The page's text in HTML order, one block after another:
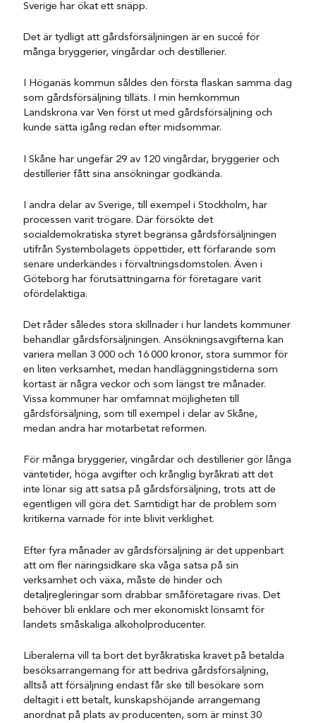
Sverige har ökat ett snäpp.
Det är tydligt att gårdsförsäljningen är en succé för
många bryggerier, vingårdar och destillerier.
I Höganäs kommun såldes den första flaskan samma dag
som gårdsförsäljning tilläts. I min hemkommun
Landskrona var Ven först ut med gårdsförsäljning och
kunde sätta igång redan efter midsommar.
I Skåne har ungefär 29 av 120 vingårdar, bryggerier och
destillerier fått sina ansökningar godkända.
I andra delar av Sverige, till exempel i Stockholm, har
processen varit trögare. Där försökte det
socialdemokratiska styret begränsa gårdsförsäljningen
utifrån Systembolagets öppettider, ett förfarande som
senare underkändes i förvaltningsdomstolen. Även i
Göteborg har förutsättningarna för företagare varit
ofördelaktiga.
Det råder således stora skillnader i hur landets kommuner
behandlar gårdsförsäljningen. Ansökningsavgifterna kan
variera mellan 3 000 och 16 000 kronor, stora summor för
en liten verksamhet, medan handläggningstiderna som
kortast är några veckor och som längst tre månader.
Vissa kommuner har omfamnat möjligheten till
gårdsförsäljning, som till exempel i delar av Skåne,
medan andra har motarbetat reformen.
För många bryggerier, vingårdar och destillerier gör långa
väntetider, höga avgifter och krånglig byråkrati att det
inte lönar sig att satsa på gårdsförsäljning, trots att de
egentligen vill göra det. Samtidigt har de problem som
kritikerna varnade för inte blivit verklighet.
Efter fyra månader av gårdsförsäljning är det uppenbart
att om fler näringsidkare ska våga satsa på sin
verksamhet och växa, måste de hinder och
detaljregleringar som drabbar småföretagare rivas. Det
behöver bli enklare och mer ekonomiskt lönsamt för
landets småskaliga alkoholproducenter.
Liberalerna vill ta bort det byråkratiska kravet på betalda
besöksarrangemang för att bedriva gårdsförsäljning,
alltså att försäljning endast får ske till besökare som
deltagit i ett betalt, kunskapshöjande arrangemang
anordnat på plats av producenten, som är minst 30